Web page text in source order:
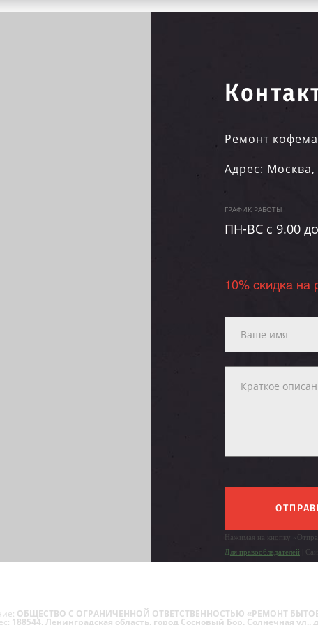
Ремонт
Адрес: Москва,
ГРАФИК РАБОТЫ
ПН-ВC c 9.00
10% скидка на
Нажимая на кнопку
Для правообладателей |
ОБЩЕСТВО С ОГРАНИЧЕННОЙ ОТВЕТСТВЕННОСТЬЮ «РЕМОНТ
188544, Ленинградская область, город Сосновый Бор, Солнечная ул.,